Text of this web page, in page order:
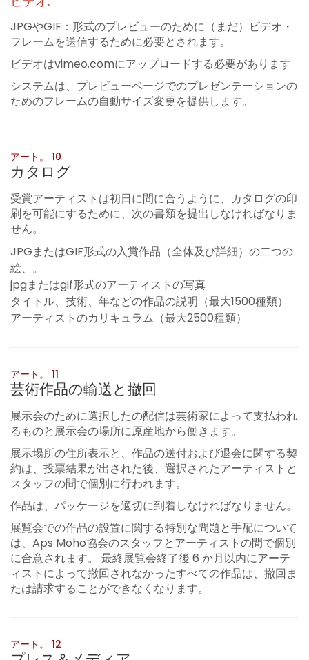
JPGやGIF：形式のプレビューのために（まだ）ビデオ・
フレームを送信するために必要とされます。
ビデオはvimeo.comにアップロードする必要があります
システムは、プレビューページでのプレゼンテーションの
ためのフレームの自動サイズ変更を提供します。
アート。 10
カタログ
受賞アーティストは初日に間に合うように、カタログの印
刷を可能にするために、次の書類を提出しなければなりま
せん。
JPGまたはGIF形式の入賞作品（全体及び詳細）の二つの
絵、。
jpgまたはgif形式のアーティストの写真
タイトル、技術、年などの作品の説明（最大1500種類）
アーティストのカリキュラム（最大2500種類）
アート。 11
芸術作品の輸送と撤回
展示会のために選択したの配信は芸術家によって支払われ
るものと展示会の場所に原産地から働きます。
展示場所の住所表示と、作品の送付および退会に関する契
約は、投票結果が出された後、選択されたアーティストと
スタッフの間で個別に行われます。
作品は、パッケージを適切に到着しなければなりません。
展覧会での作品の設置に関する特別な問題と手配について
は、Aps Moho協会のスタッフとアーティストの間で個別
に合意されます。 最終展覧会終了後 6 か月以内にアーテ
ィストによって撤回されなかったすべての作品は、撤回ま
たは請求することができなくなります。
アート。 12